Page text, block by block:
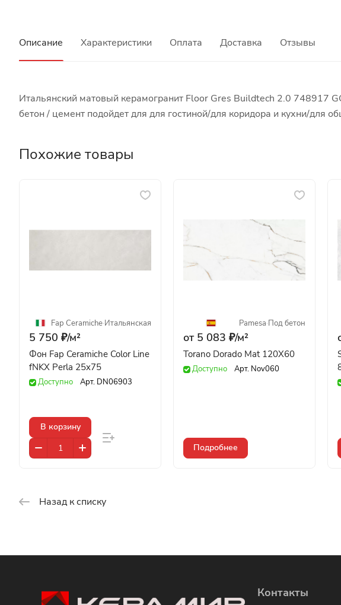
Описание Характеристики Оплата Доставка Отзывы
Итальянский матовый керамогранит Floor Gres Buildtech 2.0 748917
бетон / цемент подойдет для для гостиной/для коридора и кухни/
Похожие товары
Fap Ceramiche·Итальянская
5 750 ₽/м²
Фон Fap Ceramiche Color Line
fNKX Perla 25x75
Доступно Арт. DN06903
В корзину
Pamesa·Под бетон
от 5 083 ₽/м²
Torano Dorado Mat 120X60
Доступно Арт. Nov060
Подробнее
Назад к списку
Контакты